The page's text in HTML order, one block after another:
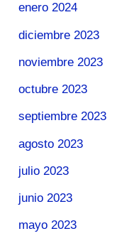
enero 2024
diciembre 2023
noviembre 2023
octubre 2023
septiembre 2023
agosto 2023
julio 2023
junio 2023
mayo 2023